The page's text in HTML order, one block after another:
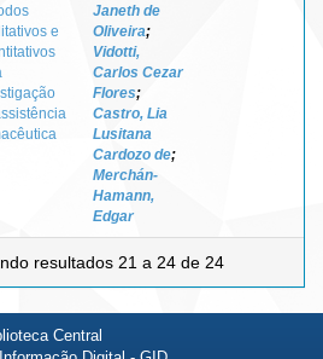
e
Janeth de
Oliveira;
Vidotti,
Carlos Cezar
Flores;
Castro, Lia
Lusitana
Cardozo de;
Merchán-
Hamann,
Edgar
resultados 21 a 24 de 24
Central